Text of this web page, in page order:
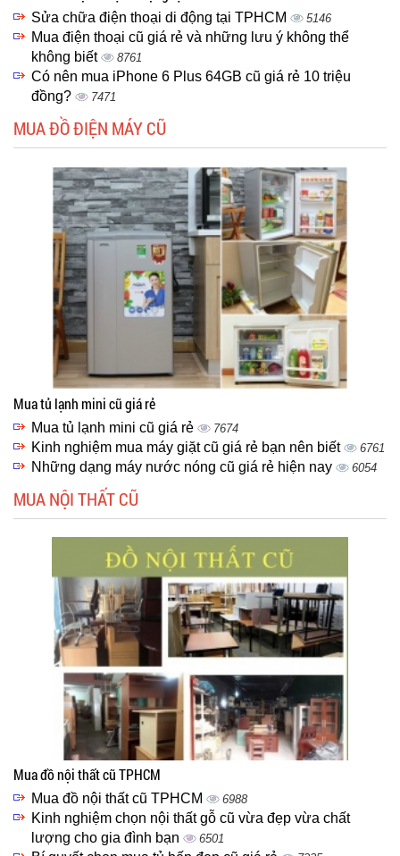
Sửa chữa điện thoại di động tại TPHCM 5146
Mua điện thoại cũ giá rẻ và những lưu ý không thể
không biết
8761
Có nên mua iPhone 6 Plus 64GB cũ giá rẻ 10 triệu
đồng?
7471
MUA ĐỒ ĐIỆN MÁY CŨ
Mua tủ lạnh mini cũ giá rẻ
Mua tủ lạnh mini cũ giá rẻ 7674
Kinh nghiệm mua máy giặt cũ giá rẻ bạn nên biết 6761
Những dạng máy nước nóng cũ giá rẻ hiện nay 6054
MUA NỘI THẤT CŨ
Mua đồ nội thất cũ TPHCM
Mua đồ nội thất cũ TPHCM 6988
Kinh nghiệm chọn nội thất gỗ cũ vừa đẹp vừa chất
lượng cho gia đình bạn
6501